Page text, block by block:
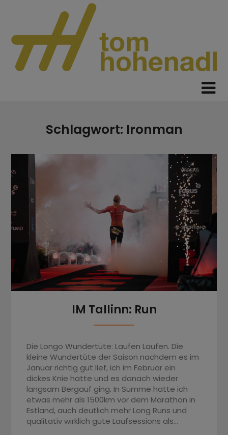
content
Schlagwort: Ironman
IM Tallinn: Run
Die Longo Wundertüte: Laufen Laufen. Die
kleine Wundertüte der Saison nachdem es im
Januar richtig gut lief, ich im Februar ein
dickes Knie hatte und es danach wieder
langsam Bergauf ging. In Summe hatte ich
etwas mehr als 1500km vor dem Marathon in
Estland, auch deutlich mehr Long Runs und
qualitativ wirklich gute Laufsessions als…